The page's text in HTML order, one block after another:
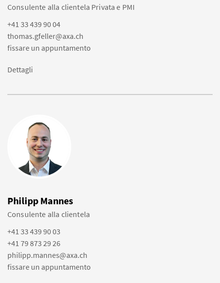
Consulente alla clientela Privata e PMI
+41 33 439 90 04
thomas.gfeller@axa.ch
fissare un appuntamento
Dettagli
Philipp Mannes
Consulente alla clientela
+41 33 439 90 03
+41 79 873 29 26
philipp.mannes@axa.ch
fissare un appuntamento